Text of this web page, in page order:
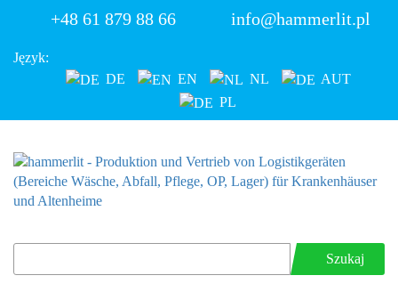
+48 61 879 88 66 info@hammerlit.pl
Język:
DE
EN NL
AUT
PL
Szukaj